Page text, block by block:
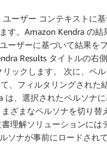
ーザー コンテキストに
す。Amazon Kendra の結
ーザーに基づいて結果を
Results タイトルの右
ックします。 次に、ペ
、フィルタリングされた
は、選択されたペルソナ
ざまなペルソナを切り替
理解ソリューションには
ソナが事前にロードされ